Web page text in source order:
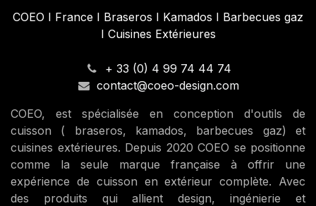
COEO I France I Braseros I Kamados I Barbecues gaz
I Cuisines Extérieures
+ 33 (0) 4 99 74 44 74
contact@coeo-design.com
COEO, est spécialisée en conception d'outils de
cuisson ( braseros, kamados, barbecues gaz) et
cuisines extérieures. Depuis 2020 COEO se positionne
comme la seule marque française à offrir une
expérience de cuisson en extérieur complète. Avec
des produits qui allient design, ingénierie et